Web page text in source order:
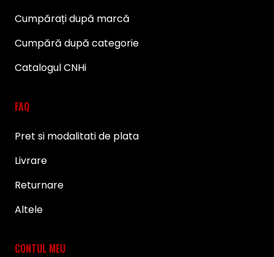
Cumpărați după marcă
Cumpără după categorie
Catalogul CNHi
FAQ
Pret si modalitati de plata
Livrare
Returnare
Altele
CONTUL MEU